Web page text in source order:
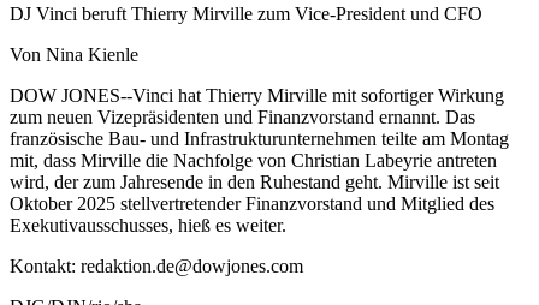
DJ Vinci beruft Thierry Mirville zum Vice-President und CFO
Von Nina Kienle
DOW JONES--Vinci hat Thierry Mirville mit sofortiger Wirkung
zum neuen Vizepräsidenten und Finanzvorstand ernannt. Das
französische Bau- und Infrastrukturunternehmen teilte am Montag
mit, dass Mirville die Nachfolge von Christian Labeyrie antreten
wird, der zum Jahresende in den Ruhestand geht. Mirville ist seit
Oktober 2025 stellvertretender Finanzvorstand und Mitglied des
Exekutivausschusses, hieß es weiter.
Kontakt: redaktion.de@dowjones.com